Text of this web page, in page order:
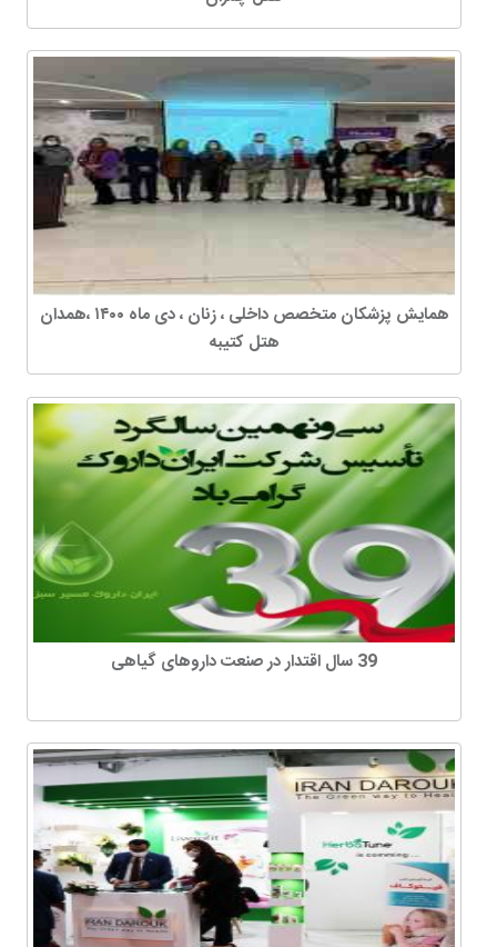
همایش پزشکان متخصص داخلی ، زنان ، دی ماه ۱۴۰۰ ،همدان
هتل کتیبه
39 سال اقتدار در صنعت داروهای گیاهی